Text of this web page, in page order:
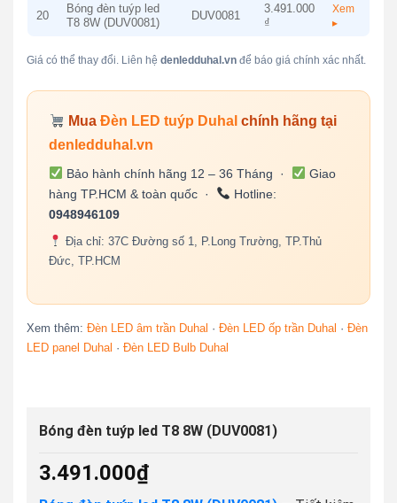
20
Bóng đèn tuýp led
T8 8W (DUV0081)
DUV0081
3.491.000
₫
Xem
▸
Giá có thể thay đổi. Liên hệ denledduhal.vnđể báo giá chính xác nhất.
MuaĐèn LED tuýp Duhal chính hãng tại
denledduhal.vn
Bảo hành chính hãng 12 – 36 Tháng ·
Giao
hàng TP.HCM & toàn quốc ·
Hotline:
0948946109
Địa chỉ: 37C Đường số 1, P.Long Trường, TP.Thủ
Đức, TP.HCM
Xem thêm: Đèn LED âm trần Duhal · Đèn LED ốp trần Duhal · Đèn
LED panel Duhal · Đèn LED Bulb Duhal
Bóng đèn tuýp led T8 8W (DUV0081)
3.491.000₫